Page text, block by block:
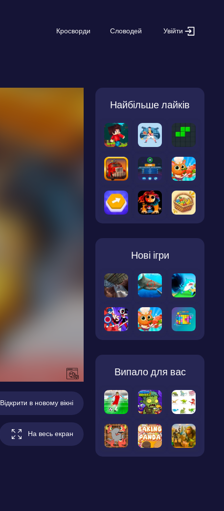
Кросворди Словодей Увійти
Відкрити в новому вікні
На весь екран
Найбільше лайків
Нові ігри
Випало для вас